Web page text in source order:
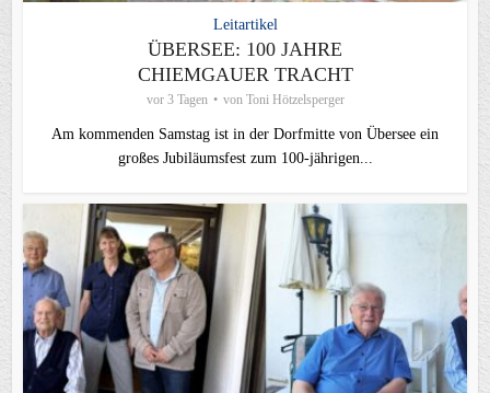
Leitartikel
ÜBERSEE: 100 JAHRE
CHIEMGAUER TRACHT
vor 3 Tagen von Toni Hötzelsperger
Am kommenden Samstag ist in der Dorfmitte von Übersee ein
großes Jubiläumsfest zum 100-jährigen...